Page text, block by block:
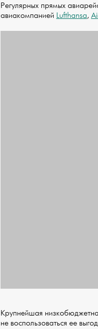
Регулярных прямых
авиакомпанией Lufthansa,
Крупнейшая
не воспользоваться ее